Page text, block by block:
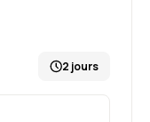
2 jours